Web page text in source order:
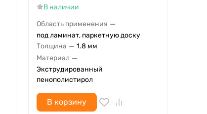
В наличии
Область применения —
под ламинат, паркетную доску
Толщина — 1.8 мм
Материал —
Экструдированный
пенополистирол
В корзину